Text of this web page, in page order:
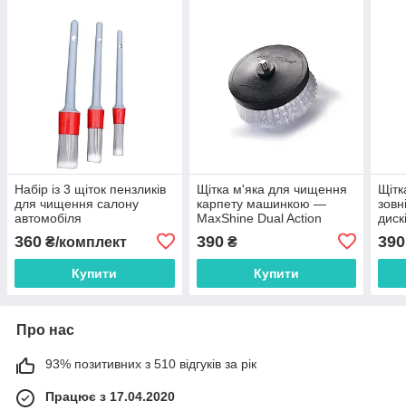
Набір із 3 щіток пензликів
для чищення салону
автомобіля
360 ₴/комплект
Купити
Щітка м'яка для чищення
карпету машинкою —
MaxShine Dual Action
(7012009)
390₴
Купити
390
Про нас
93% позитивних з 510 відгуків за рік
Працює з 17.04.2020